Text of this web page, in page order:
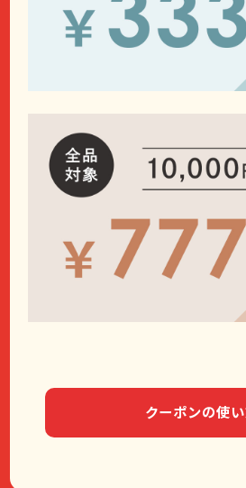
クーポンの使